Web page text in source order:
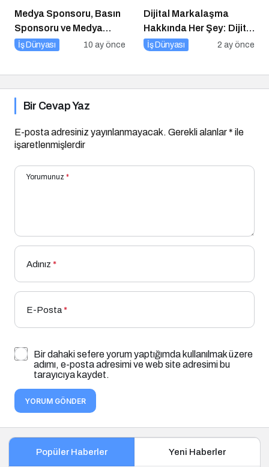
Medya Sponsoru, Basın
Sponsoru ve Medya
Partneri Ne Demek?
İş Dünyası 10 ay önce
Dijital Markalaşma
Hakkında Her Şey: Dijital
Markalaşma Sohbetleri
İş Dünyası 2 ay önce
Bir Cevap Yaz
E-posta adresiniz yayınlanmayacak. Gerekli alanlar* ile
işaretlenmişlerdir
Yorumunuz *
Adınız *
E-Posta*
Bir dahaki sefere yorum yaptığımda kullanılmak üzere
adımı, e-posta adresimi ve web site adresimi bu
tarayıcıya kaydet.
YORUM GÖNDER
Popüler Haberler Yeni Haberler